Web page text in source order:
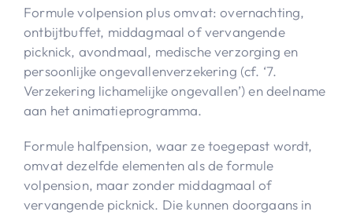
Formule volpension plus omvat: overnachting,
ontbijtbuffet, middagmaal of vervangende
picknick, avondmaal, medische verzorging en
persoonlijke ongevallenverzekering (cf. ‘7.
Verzekering lichamelijke ongevallen’) en deelname
aan het animatieprogramma.
Formule halfpension, waar ze toegepast wordt,
omvat dezelfde elementen als de formule
volpension, maar zonder middagmaal of
vervangende picknick. Die kunnen doorgaans in